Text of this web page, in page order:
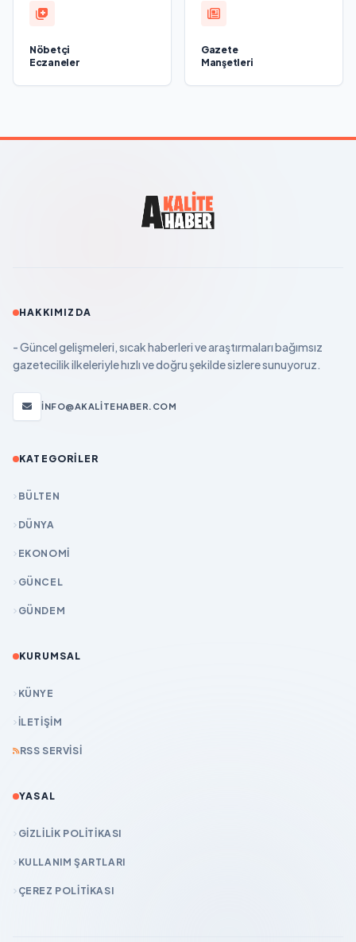
Nöbetçi
Eczaneler
Gazete
Manşetleri
HAKKIMIZDA
- Güncel gelişmeleri, sıcak haberleri ve araştırmaları bağımsız
gazetecilik ilkeleriyle hızlı ve doğru şekilde sizlere sunuyoruz.
INFO@AKALITEHABER.COM
KATEGORILER
BÜLTEN
DÜNYA
EKONOMİ
GÜNCEL
GÜNDEM
KURUMSAL
KÜNYE
İLETIŞIM
RSS SERVISI
YASAL
GIZLILIK POLITIKASI
KULLANIM ŞARTLARI
ÇEREZ POLITIKASI